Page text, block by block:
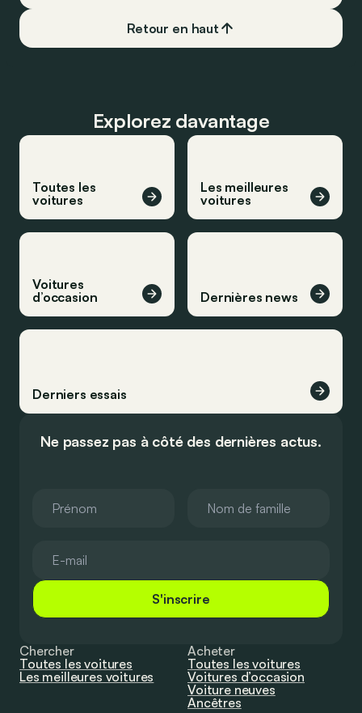
Retour en haut
Explorez davantage
Toutes les
voitures
Les meilleures
voitures
Voitures
d’occasion
Dernières news
Derniers essais
Ne passez pas à côté des dernières actus.
S'inscrire
Chercher
Toutes les voitures
Les meilleures voitures
Acheter
Toutes les voitures
Voitures d’occasion
Voiture neuves
Ancêtres